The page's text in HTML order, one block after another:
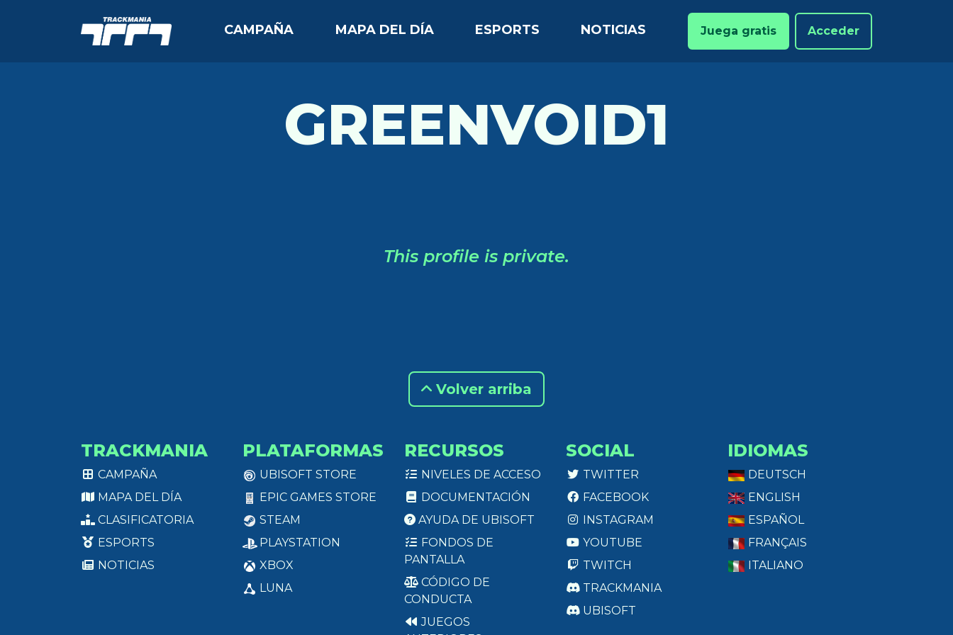
CAMPAÑA MAPA DEL DÍA ESPORTS NOTICIAS Juega gratis Acceder
GREENVOID1
This profile is private.
Volver arriba
TRACKMANIA
CAMPAÑA
MAPA DEL DÍA
CLASIFICATORIA
ESPORTS
NOTICIAS
PLATAFORMAS
UBISOFT STORE
EPIC GAMES STORE
STEAM
PLAYSTATION
XBOX
LUNA
RECURSOS
NIVELES DE ACCESO
DOCUMENTACIÓN
AYUDA DE UBISOFT
FONDOS DE
PANTALLA
CÓDIGO DE
CONDUCTA
JUEGOS
SOCIAL
TWITTER
FACEBOOK
INSTAGRAM
YOUTUBE
TWITCH
TRACKMANIA
UBISOFT
IDIOMAS
DEUTSCH
ENGLISH
ESPAÑOL
FRANÇAIS
ITALIANO